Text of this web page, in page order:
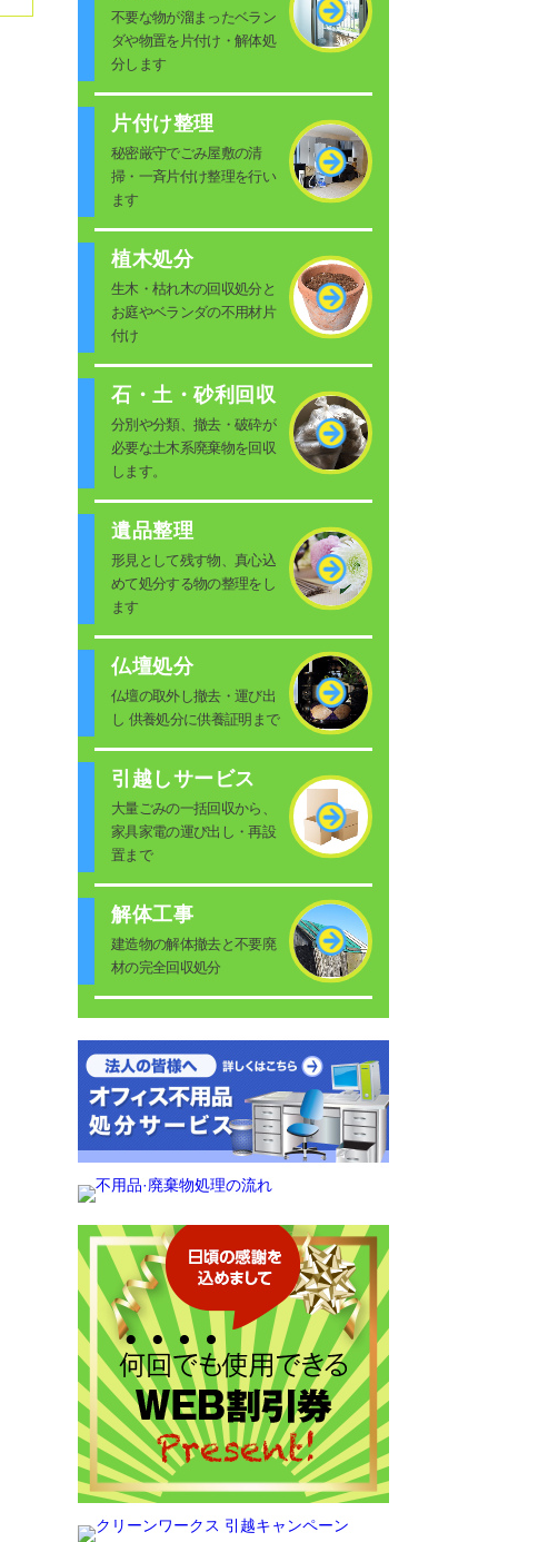
不要な物が溜まったベラン
ダや物置を片付け・解体処
分します
片付け整理
秘密厳守でごみ屋敷の清
掃・一斉片付け整理を行い
ます
植木処分
生木・枯れ木の回収処分と
お庭やベランダの不用材片
付け
石・土・砂利回収
分別や分類、撤去・破砕が
必要な土木系廃棄物を回収
します。
遺品整理
形見として残す物、真心込
めて処分する物の整理をし
ます
仏壇処分
仏壇の取外し撤去・運び出
し 供養処分に供養証明まで
引越しサービス
大量ごみの一括回収から、
家具家電の運び出し・再設
置まで
解体工事
建造物の解体撤去と不要廃
材の完全回収処分